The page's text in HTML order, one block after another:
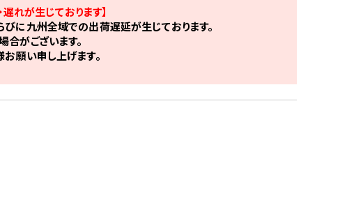
れが生じております】
に九州全域での出荷遅延が生じております。
がございます。
願い申し上げます。